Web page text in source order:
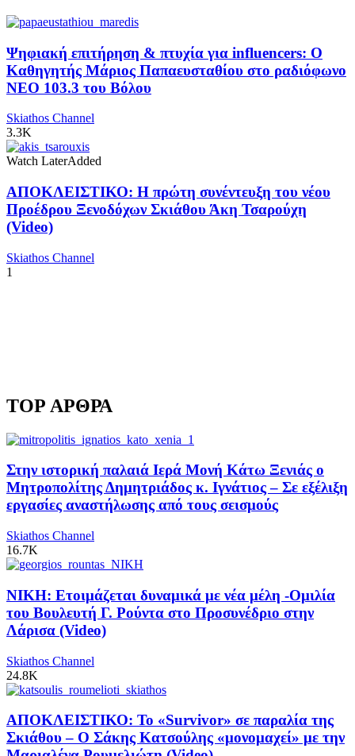
Ψηφιακή επιτήρηση & πτυχία για influencers: Ο
Καθηγητής Μάριος Παπαευσταθίου στο ραδιόφωνο
NEO 103.3 του Βόλου
Skiathos Channel
3.3K
Watch LaterAdded
ΑΠΟΚΛΕΙΣΤΙΚΟ: Η πρώτη συνέντευξη του νέου
Προέδρου Ξενοδόχων Σκιάθου Άκη Τσαρούχη
(Video)
Skiathos Channel
1
TOP ΑΡΘΡΑ
Στην ιστορική παλαιά Ιερά Μονή Κάτω Ξενιάς ο
Μητροπολίτης Δημητριάδος κ. Ιγνάτιος – Σε εξέλιξη
εργασίες αναστήλωσης από τους σεισμούς
Skiathos Channel
16.7K
ΝΙΚΗ: Ετοιμάζεται δυναμικά με νέα μέλη -Ομιλία
του Βουλευτή Γ. Ρούντα στο Προσυνέδριο στην
Λάρισα (Video)
Skiathos Channel
24.8K
ΑΠΟΚΛΕΙΣΤΙΚΟ: Το «Survivor» σε παραλία της
Σκιάθου – Ο Σάκης Κατσούλης «μονομαχεί» με την